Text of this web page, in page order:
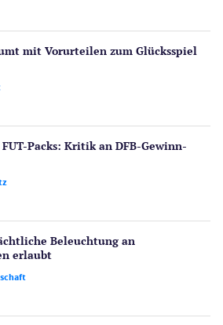
mit Vorurteilen zum Glücksspiel
FUT-Packs: Kritik an DFB-Gewinn­
Beleuch­tung an
erlaubt